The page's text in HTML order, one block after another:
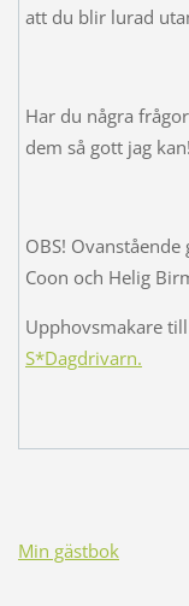
att du blir lurad
Har du några
dem så gott jag kan!
OBS!
Coon och Helig
Upphovsmakare
S*Dagdrivarn.
Min gästbok